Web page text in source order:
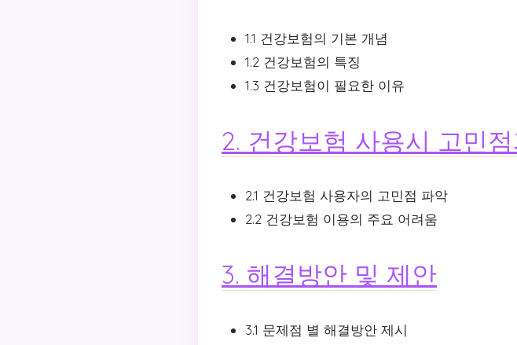
1.1 건강보험의 기본 개념
1.2 건강보험의 특징
1.3 건강보험이 필요한 이유
2. 건강보험 사용시 고민
2.1 건강보험 사용자의 고민점 파악
2.2 건강보험 이용의 주요 어려움
3. 해결방안 및 제안
3.1 문제점 별 해결방안 제시